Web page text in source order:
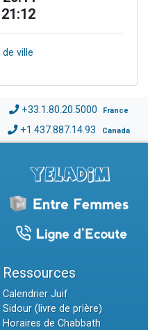
21:12
ville
+33.1.80.20.5000 France
+1.437.887.14.93 Canada
Ressources
Calendrier Juif
Sidour (livre de prière)
Horaires de Chabbath